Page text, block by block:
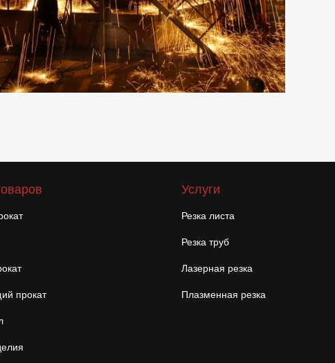
прокат
Услуги
Резка листа
Резка труб
Лазерная резка
Плазменная резка